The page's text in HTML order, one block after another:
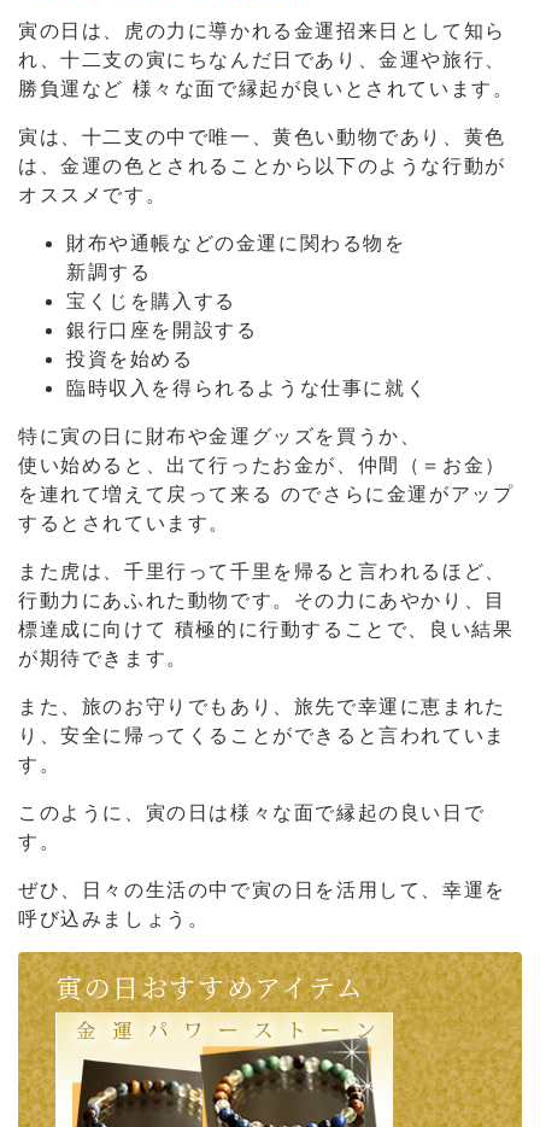
寅の日は、虎の力に導かれる金運招来日として知ら
れ、十二支の寅にちなんだ日であり、金運や旅行、
勝負運など 様々な面で縁起が良いとされています。
寅は、十二支の中で唯一、黄色い動物であり、黄色
は、金運の色とされることから以下のような行動が
オススメです。
財布や通帳などの金運に関わる物を
新調する
宝くじを購入する
銀行口座を開設する
投資を始める
臨時収入を得られるような仕事に就く
特に寅の日に財布や金運グッズを買うか、
使い始めると、出て行ったお金が、仲間（＝お金）
を連れて増えて戻って来る のでさらに金運がアップ
するとされています。
また虎は、千里行って千里を帰ると言われるほど、
行動力にあふれた動物です。その力にあやかり、目
標達成に向けて 積極的に行動することで、良い結果
が期待できます。
また、旅のお守りでもあり、旅先で幸運に恵まれた
り、安全に帰ってくることができると言われていま
す。
このように、寅の日は様々な面で縁起の良い日で
す。
ぜひ、日々の生活の中で寅の日を活用して、幸運を
呼び込みましょう。
寅の日おすすめアイテム